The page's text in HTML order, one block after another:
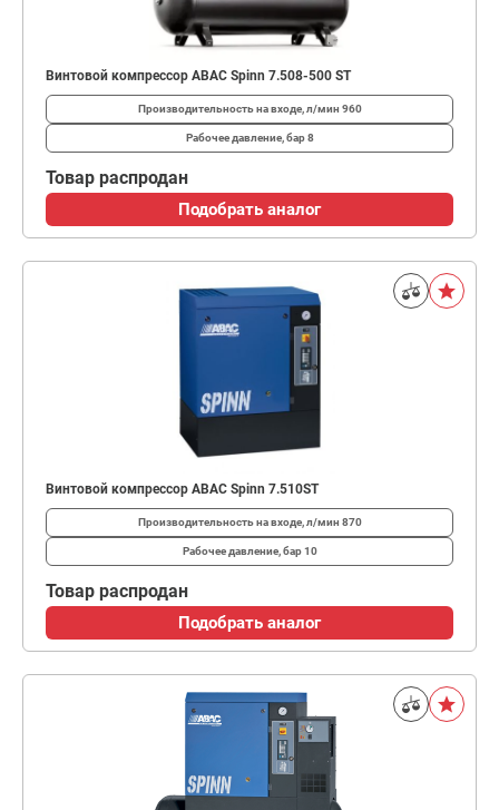
Винтовой компрессор ABAC Spinn 7.508-500 ST
Производительность на входе, л/мин 960
Рабочее давление, бар8
Товар распродан
Подобрать аналог
Винтовой компрессор ABAC Spinn 7.510ST
Производительность на входе, л/мин 870
Рабочее давление, бар10
Товар распродан
Подобрать аналог